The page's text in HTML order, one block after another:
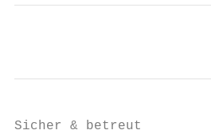
Sicher & betreut